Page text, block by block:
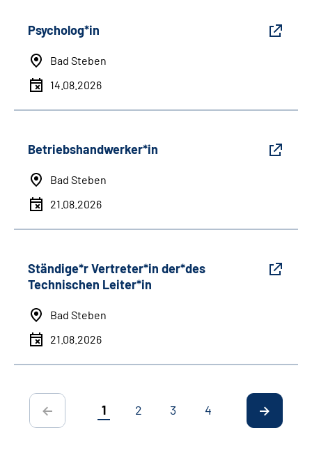
Psycholog*in
Bad Steben
14.08.2026
Betriebshandwerker*in
Bad Steben
21.08.2026
Ständige*r Vertreter*in der*des
Technischen Leiter*in
Bad Steben
21.08.2026
1 2 3 4